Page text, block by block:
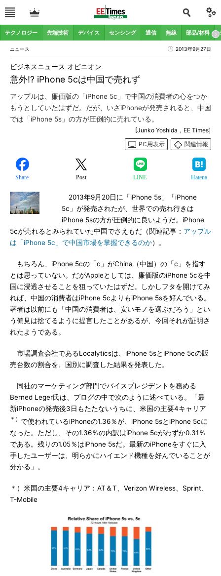
テクノロジー 先端技術 デバイス センシング 通信 無線 部品/材料
ニュース 2013年9月27日
意外!? iPhone 5cは中国で売れず
ビジネスニュース オピニオン
アップルは、廉価版の「iPhone 5c」で中国の消費者の心をつか
もうとしていたはずだ。だが、いざiPhoneが発売されると、中国
では「iPhone 5s」の方が圧倒的に売れている。
[Junko Yoshida，EE Times]
PC用表示
関連情報
Share Post LINE Hatena
2013年9月20日に「iPhone 5s」「iPhone
5c」が発売されたが、世界での売れ行きは
iPhone 5sの方が圧倒的に良いようだ。iPhone
5cが売れるとみられていた中国でさえもだ（関連記事： アップル
は「iPhone 5c」で中国市場を掌握できるのか）。
もちろん、iPhone 5cの「c」がChina（中国）の「c」を指す
とは思っていない。だがAppleとしては、廉価版のiPhone 5cを中
国に浸透させることを狙っていたはずだ。しかしフタを開けてみ
れば、中国の消費者はiPhone 5cよりもiPhone 5sを好んでいる。
著者は以前にも「中国の消費者は、安いモノを選ぶだろう」とい
う偏見は捨てるように提言したことがあるが、今回それが証明さ
れたようである。
市場調査会社であるLocalyticsは、iPhone 5sとiPhone 5cの販
売台数の割合を、国別に調査した結果を発表した。
同社のマーケティング部門でバイスプレジデントを務める
Berned Leger氏は、ブログの中で次のように述べている。「最
新iPhoneの発売後3日もたたないうちに、米国の主要4キャリア
＊） で使われているiPhoneの1.36％が、iPhone 5sとiPhone 5cに
なった。ただし、その1.36％の内訳はiPhone 5cがわずか0.31％
である。残りの1.05％はiPhone 5sだ。最新のiPhoneをすぐに入
手したユーザーは、明らかにハイエンド機種を好んでいることが
分かる」。
＊）米国の主要4キャリア：AT＆T、Verizon Wireless、Sprint、
T-Mobile